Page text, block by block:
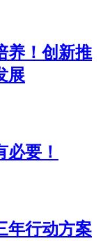
养！创新推
展
要！
年行动方案